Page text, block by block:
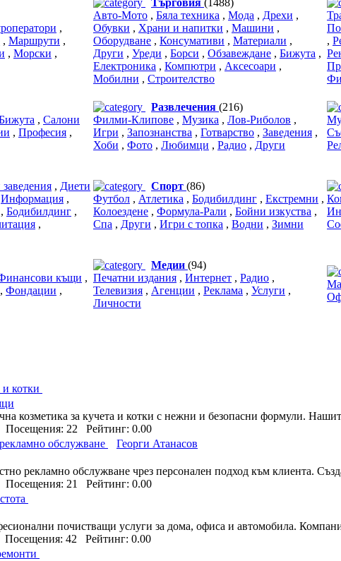
,
, Маршрути ,
, Морски ,
Търговия (1488)
Авто-Мото , Бяла техника , Мода , Дрехи ,
Обувки , Храни и напитки , Машини ,
Оборудване , Консумативи , Материали ,
Други , Уреди , Борси , Обзавеждане , Бижута ,
Електроника , Компютри , Аксесоари ,
Мобилни , Строителство
,
, Салони
, Професия ,
Развлечения (216)
Филми-Клипове , Музика , Лов-Риболов ,
Игри , Запознанства , Готварство , Заведения ,
Хоби , Фото , Любимци , Радио , Други
, Диети
Информация ,
, Бодибилдинг ,
,
Спорт (86)
Футбол , Атлетика , Бодибилдинг , Екстремни ,
Колоездене , Формула-Рали , Бойни изкуства ,
Спа , Други , Игри с топка , Водни , Зимни
къщи ,
, Фондации ,
Медии (94)
Печатни издания , Интернет , Радио ,
Телевизия , Агенции , Реклама , Услуги ,
Личности
и котки
козметика за кучета и котки с нежни и безопасни формули.
Посещения: 22 Рейтинг: 0.00
обслужване
Георги Атанасов
рекламно обслужване чрез персонален подход към клиента.
Посещения: 21 Рейтинг: 0.00
почистващи услуги за дома, офиса и автомобила.
Посещения: 42 Рейтинг: 0.00